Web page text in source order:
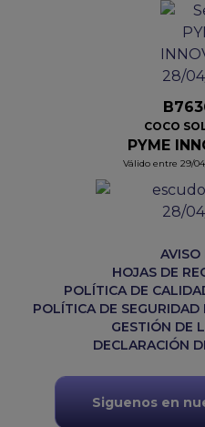
COCO
PYME
Válido entre 29/
AVISO
HOJAS DE
POLÍTICA DE
POLÍTICA DE
GESTIÓN DE
DECLARACIÓN
Siguenos en